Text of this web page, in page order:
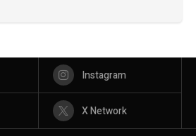
Instagram
X Network